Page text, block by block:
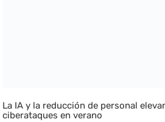
La IA y la reducción de personal
ciberataques en verano